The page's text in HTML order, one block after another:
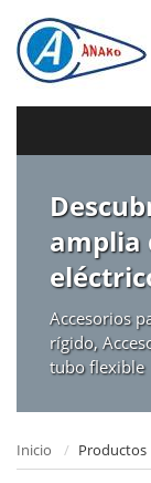
amplia
Accesorios
rígido,
tubo flexible
Inicio Productos